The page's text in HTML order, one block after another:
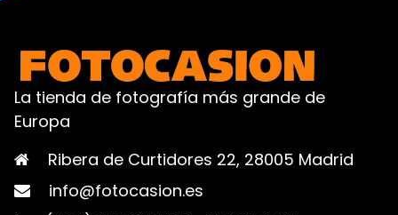
La tienda de fotografía más grande de
Europa
Ribera de Curtidores 22, 28005 Madrid
info@fotocasion.es